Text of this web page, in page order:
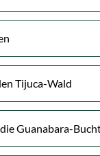
Tijuca-Wald
Guanabara-